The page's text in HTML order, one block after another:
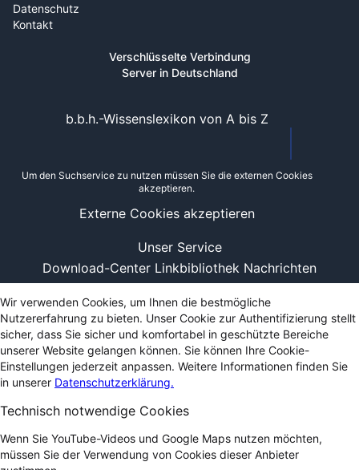
Datenschutz
Kontakt
Verschlüsselte Verbindung
Server in Deutschland
Unser Service
Download-Center Linkbibliothek Nachrichten
b.b.h.-Wissenslexikon von A bis Z
Um den Suchservice zu nutzen müssen Sie die externen Cookies
akzeptieren.
Externe Cookies akzeptieren
Wir verwenden Cookies, um Ihnen die bestmögliche
Nutzererfahrung zu bieten. Unser Cookie zur Authentifizierung stellt
sicher, dass Sie sicher und komfortabel in geschützte Bereiche
unserer Website gelangen können. Sie können Ihre Cookie-
Einstellungen jederzeit anpassen. Weitere Informationen finden Sie
in unserer Datenschutzerklärung.
Technisch notwendige Cookies
Wenn Sie YouTube-Videos und Google Maps nutzen möchten,
müssen Sie der Verwendung von Cookies dieser Anbieter